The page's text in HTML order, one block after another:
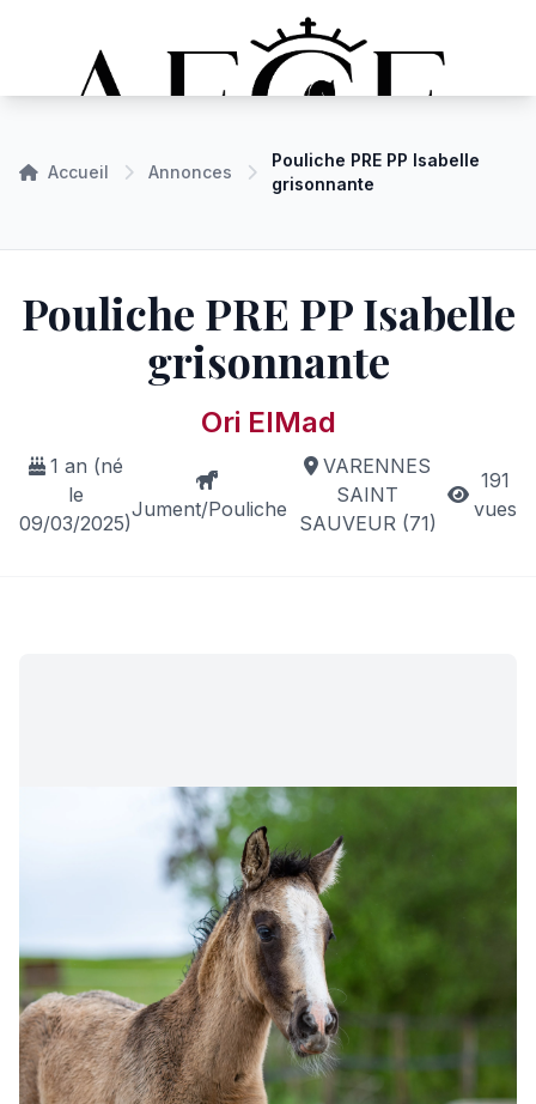
Accueil Annonces
Pouliche PRE PP Isabelle
grisonnante
Pouliche PRE PP Isabelle
grisonnante
Ori ElMad
1 an (né
le
09/03/2025)
Jument/Pouliche
VARENNES
SAINT
SAUVEUR (71)
191
vues